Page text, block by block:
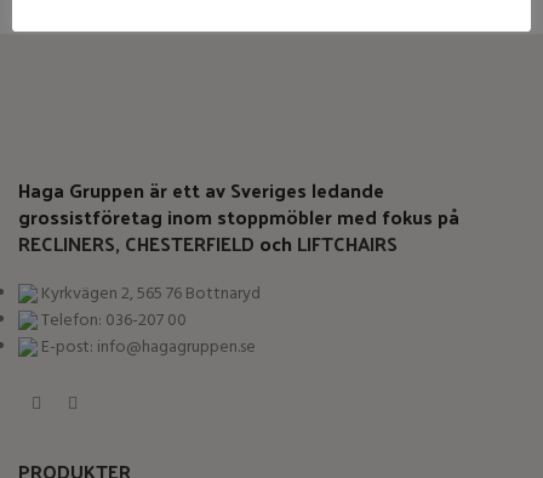
Haga Gruppen är ett av Sveriges ledande
grossistföretag inom stoppmöbler med fokus på
RECLINERS, CHESTERFIELD och LIFTCHAIRS
Kyrkvägen 2, 565 76 Bottnaryd
Telefon: 036-207 00
E-post: info@hagagruppen.se